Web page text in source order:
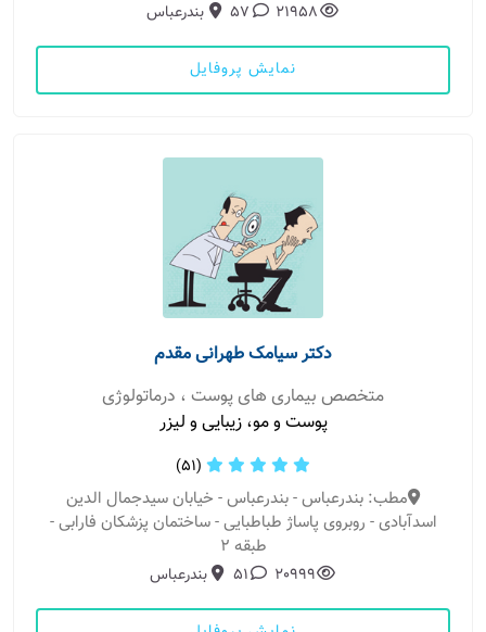
21958
57 بندرعباس
نمایش پروفایل
دکتر سیامک طهرانی مقدم
متخصص بیماری های پوست ، درماتولوژی
پوست و مو، زیبایی و لیزر
(51)
مطب: بندرعباس - بندرعباس - خیابان سیدجمال الدین
اسدآبادی - روبروی پاساژ طباطبایی - ساختمان پزشکان فارابی -
طبقه 2
20999
51 بندرعباس